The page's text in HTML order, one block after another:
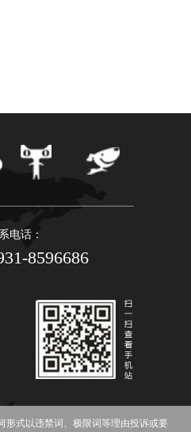
电话：
8596686
形式以违禁词、极限词等理由投诉或要